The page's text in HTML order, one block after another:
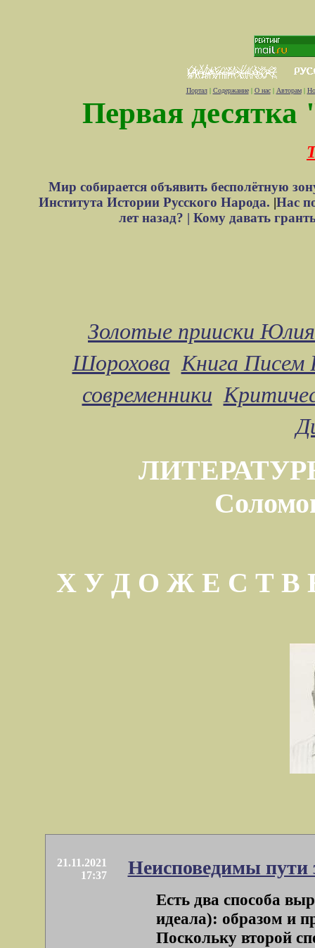
Портал| Содержание| О нас| Авторам|
Первая десятка
Мир собирается объявить бесполётную
Института Истории Русского Народа. |Нас
лет назад? | Кому давать
Золотые прииски
Шорохова Книга Писем
современники
Х У Д О Ж Е С Т
21.11.2021
17:37
Неисповедимы пути
Есть два способа
идеала): образом и
Поскольку второй